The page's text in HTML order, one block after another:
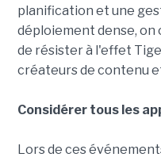
planification et une
déploiement dense,
de résister à l'effet
créateurs de contenu
Considérer tous les
Lors de ces